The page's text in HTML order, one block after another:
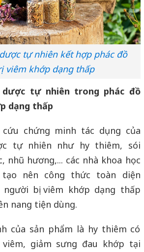
tự nhiên kết hợp phác đồ
viêm khớp dạng thấp
dược tự nhiên trong phác đồ
dạng thấp
cứu chứng minh tác dụng của
tự nhiên như hy thiêm, sói
nhũ hương,... các nhà khoa học
nên công thức toàn diện
người bị viêm khớp dạng thấp
nang tiện dùng.
của sản phẩm là hy thiêm có
giảm sưng đau khớp tại